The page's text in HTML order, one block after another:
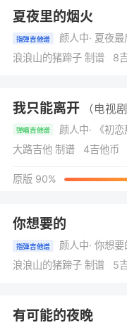
夏夜里的烟火
指弹吉他谱 颜人中
浪浪山的猪蹄子 制谱 8
我只能离开 （电视
弹唱吉他谱 颜人中
大路吉他 制谱 4吉他币
原版 90%
你想要的
指弹吉他谱 颜人中· 你想要
浪浪山的猪蹄子 制谱 5
有可能的夜晚